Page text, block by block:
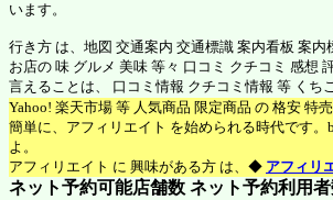
います。
行き方 は、地図 交通案内 交通標識 案内看板 案
お店の 味 グルメ 美味 等々 口コミ クチコミ 感想
言えることは、 口コミ情報 クチコミ情報 等 く
Yahoo! 楽天市場 等 人気商品 限定商品 の 格安 特
簡単に、アフィリエイト を始められる時代です
よ。
アフィリエイト に 興味がある方 は、◆ アフィリ
ネット予約可能店舗数 ネット予約利用